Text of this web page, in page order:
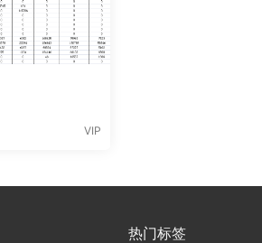
VIP
热门标签